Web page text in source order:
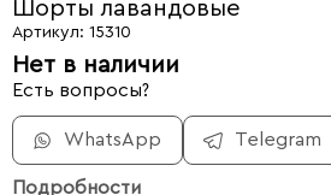
Шорты лавандовые
Артикул: 15310
Нет в наличии
Есть вопросы?
WhatsApp Telegram
Подробности